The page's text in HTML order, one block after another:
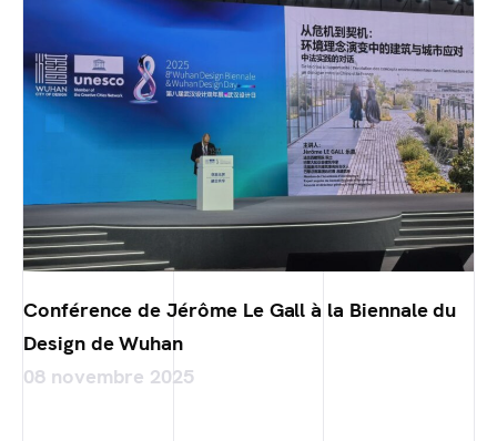
Conférence de Jérôme Le Gall à la Biennale du
Design de Wuhan
08 novembre 2025